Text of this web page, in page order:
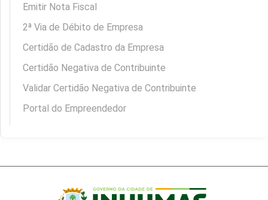
Emitir Nota Fiscal
2ª Via de Débito de Empresa
Certidão de Cadastro da Empresa
Certidão Negativa de Contribuinte
Validar Certidão Negativa de Contribuinte
Portal do Empreendedor